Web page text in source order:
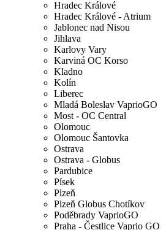
Hradec Králové
Hradec Králové - Atrium
Jablonec nad Nisou
Jihlava
Karlovy Vary
Karviná OC Korso
Kladno
Kolín
Liberec
Mladá Boleslav VaprioGO
Most - OC Central
Olomouc
Olomouc Šantovka
Ostrava
Ostrava - Globus
Pardubice
Písek
Plzeň
Plzeň Globus Chotíkov
Poděbrady VaprioGO
Praha - Čestlice Vaprio GO